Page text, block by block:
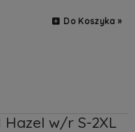
Do Koszyka »
Hazel w/r S-2XL